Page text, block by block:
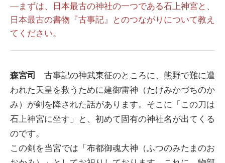
―まずは、日本最古の神社の一つである石上神宮と、
日本最古の書物『古事記』とのつながりについて教え
てください。
森宮司 古事記の神武東征のところに、熊野で難に遭
われた天皇を救うために建御雷神（たけみかづちのか
み）が剣を降された話があります。そこに「この刀は
石上神宮に坐す」と、初めて固有の神社名が出てくる
のです。
この剣を当宮では「布都御魂大神（ふつのみたまのお